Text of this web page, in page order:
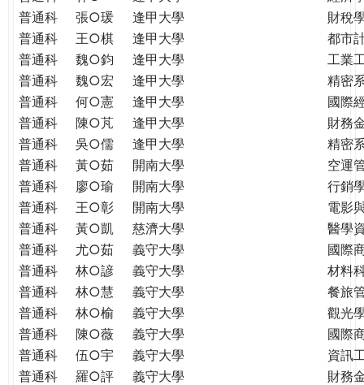
普通科
張○瑗 逢甲大學
財稅
普通科
王○棋 逢甲大學
都市
普通科
魏○鈞 逢甲大學
工業
普通科
魏○宏 逢甲大學
精密
普通科
何○憲 逢甲大學
國際
普通科
陳○芃 逢甲大學
財務
普通科
吳○儒 逢甲大學
精密
普通科
黃○茹 開南大學
空運
普通科
廖○瑜 開南大學
行銷
普通科
王○彰 開南大學
電影
普通科
黃○凱 慈濟大學
醫學
普通科
尤○茹 義守大學
國際
普通科
林○諺 義守大學
材料
普通科
林○慧 義守大學
餐旅
普通科
林○榆 義守大學
觀光
普通科
陳○薇 義守大學
國際
普通科
伍○宇 義守大學
資訊
普通科
羅○評 義守大學
財務